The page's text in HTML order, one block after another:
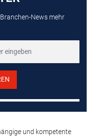
News mehr
und kompetente